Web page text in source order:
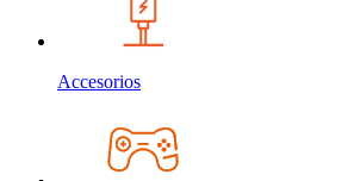
Accesorios